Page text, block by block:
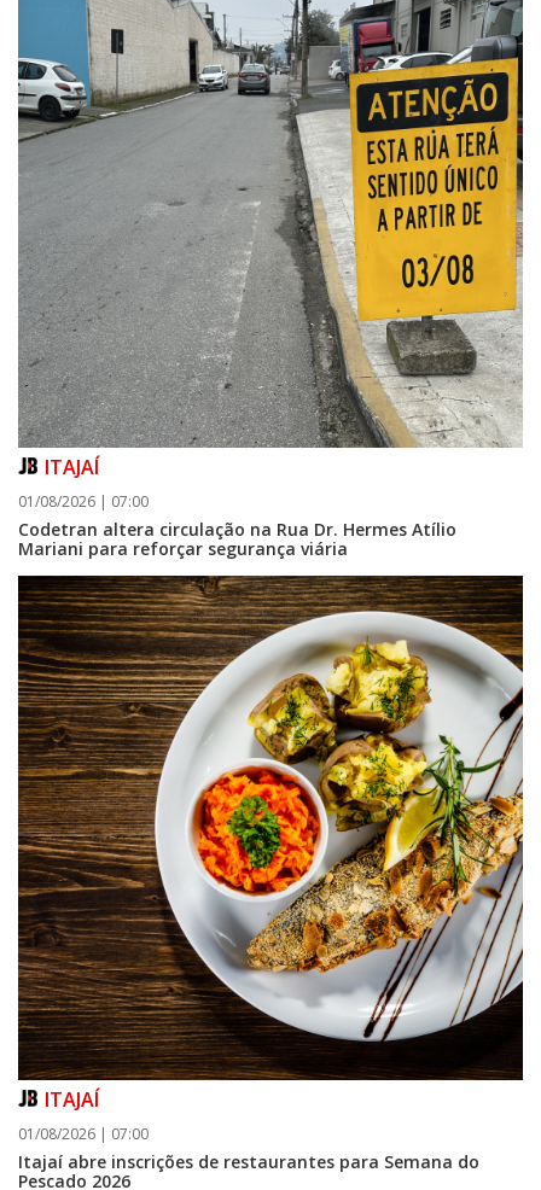
ITAJAÍ
01/08/2026 | 07:00
Codetran altera circulação na Rua Dr. Hermes Atílio
Mariani para reforçar segurança viária
ITAJAÍ
01/08/2026 | 07:00
Itajaí abre inscrições de restaurantes para Semana do
Pescado 2026